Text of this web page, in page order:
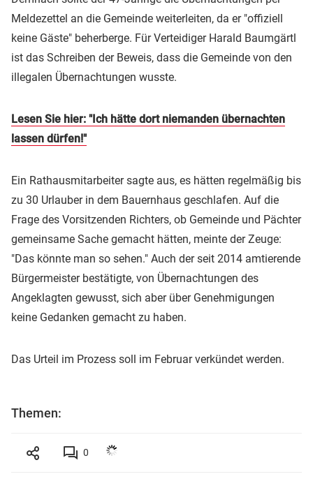
Meldezettel an die Gemeinde weiterleiten, da er "offiziell
keine Gäste" beherberge. Für Verteidiger Harald Baumgärtl
ist das Schreiben der Beweis, dass die Gemeinde von den
illegalen Übernachtungen wusste.
Lesen Sie hier: "Ich hätte dort niemanden übernachten
lassen dürfen!"
Ein Rathausmitarbeiter sagte aus, es hätten regelmäßig bis
zu 30 Urlauber in dem Bauernhaus geschlafen. Auf die
Frage des Vorsitzenden Richters, ob Gemeinde und Pächter
gemeinsame Sache gemacht hätten, meinte der Zeuge:
"Das könnte man so sehen." Auch der seit 2014 amtierende
Bürgermeister bestätigte, von Übernachtungen des
Angeklagten gewusst, sich aber über Genehmigungen
keine Gedanken gemacht zu haben.
Das Urteil im Prozess soll im Februar verkündet werden.
Themen:
0